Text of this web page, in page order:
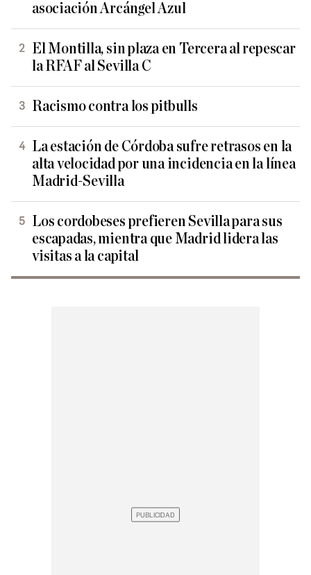
asociación Arcángel Azul
El Montilla, sin plaza en Tercera al repescar
la RFAF al Sevilla C
Racismo contra los pitbulls
La estación de Córdoba sufre retrasos en la
alta velocidad por una incidencia en la línea
Madrid-Sevilla
Los cordobeses prefieren Sevilla para sus
escapadas, mientra que Madrid lidera las
visitas a la capital